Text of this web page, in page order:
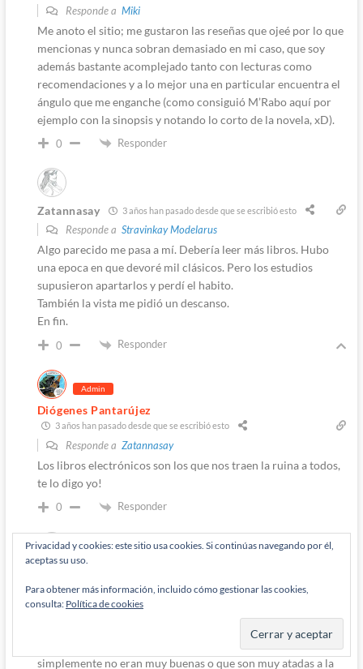
Responde a Miki
Me anoto el sitio; me gustaron las reseñas que ojeé por lo que
mencionas y nunca sobran demasiado en mi caso, que soy
además bastante acomplejado tanto con lecturas como
recomendaciones y a lo mejor una en particular encuentra el
ángulo que me enganche (como consiguió M’Rabo aquí por
ejemplo con la sinopsis y notando lo corto de la novela, xD).
0 Responder
Zatannasay 3 años han pasado desde que se escribió esto
Responde a Stravinkay Modelarus
Algo parecido me pasa a mí. Debería leer más libros. Hubo
una epoca en que devoré mil clásicos. Pero los estudios
supusieron apartarlos y perdí el habito.
También la vista me pidió un descanso.
En fin.
0 Responder
Admin
Diógenes Pantarújez
3 años han pasado desde que se escribió esto
Responde a Zatannasay
Los libros electrónicos son los que nos traen la ruina a todos,
te lo digo yo!
0 Responder
3 años han pasado desde que se escribió esto
Responde aZatannasay
Yo leí bastante de niño cuando tenía probablemente el menor
simplemente no eran muy buenas o que son muy atadas a la
Privacidad y cookies: este sitio usa cookies. Si continúas navegando por él,
aceptas su uso.
Para obtener más información, incluido cómo gestionar las cookies,
consulta: Política de cookies